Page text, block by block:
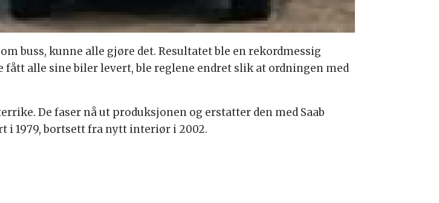
buss, kunne alle gjøre det. Resultatet ble en rekordmessig
alle sine biler levert, ble reglene endret slik at ordningen med
De faser nå ut produksjonen og erstatter den med Saab
i 1979, bortsett fra nytt interiør i 2002.